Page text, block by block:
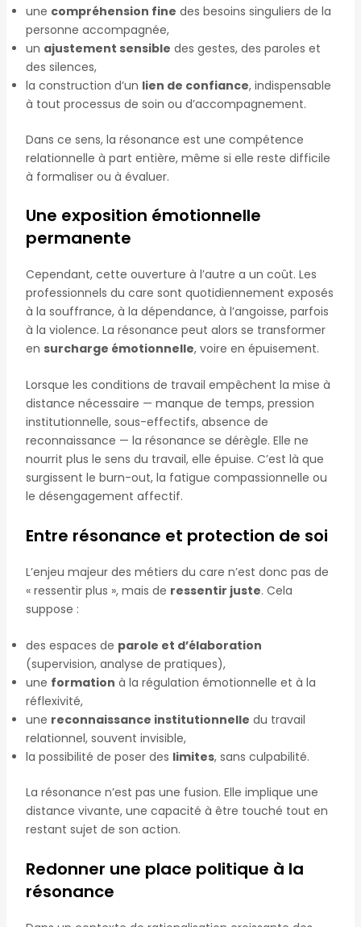
une compréhension fine des besoins singuliers de la
personne accompagnée,
un ajustement sensible des gestes, des paroles et
des silences,
la construction d’un lien de confiance, indispensable
à tout processus de soin ou d’accompagnement.
Dans ce sens, la résonance est une compétence
relationnelle à part entière, même si elle reste difficile
à formaliser ou à évaluer.
Une exposition émotionnelle
permanente
Cependant, cette ouverture à l’autre a un coût. Les
professionnels du care sont quotidiennement exposés
à la souffrance, à la dépendance, à l’angoisse, parfois
à la violence. La résonance peut alors se transformer
en surcharge émotionnelle, voire en épuisement.
Lorsque les conditions de travail empêchent la mise à
distance nécessaire — manque de temps, pression
institutionnelle, sous-effectifs, absence de
reconnaissance — la résonance se dérègle. Elle ne
nourrit plus le sens du travail, elle épuise. C’est là que
surgissent le burn-out, la fatigue compassionnelle ou
le désengagement affectif.
Entre résonance et protection de soi
L’enjeu majeur des métiers du care n’est donc pas de
« ressentir plus », mais de ressentir juste. Cela
suppose :
des espaces de parole et d’élaboration
(supervision, analyse de pratiques),
une formation à la régulation émotionnelle et à la
réflexivité,
une reconnaissance institutionnelle du travail
relationnel, souvent invisible,
la possibilité de poser des limites, sans culpabilité.
La résonance n’est pas une fusion. Elle implique une
distance vivante, une capacité à être touché tout en
restant sujet de son action.
Redonner une place politique à la
résonance